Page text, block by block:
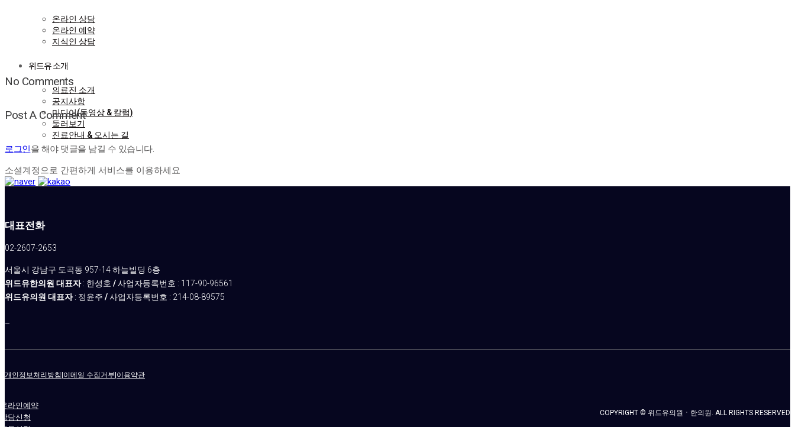
온라인 상담
온라인 예약
지식인 상담
위드유 소개
의료진 소개
공지사항
미디어(동영상 & 칼럼)
둘러보기
진료안내 & 오시는 길
No Comments
Post A Comment
로그인을 해야 댓글을 남길 수 있습니다.
소셜계정으로 간편하게 서비스를 이용하세요
대표전화
02-2607-2653
서울시 강남구 도곡동 957-14 하늘빌딩 6층
위드유한의원 대표자: 한성호 /사업자등록번호 : 117-90-96561
위드유의원 대표자: 정윤주 /사업자등록번호 : 214-08-89575
–
개인정보처리방침 이메일 수집거부 이용약관
COPYRIGHT © 위드유의원ㆍ한의원. ALL RIGHTS RESERVED
온라인예약
상담신청